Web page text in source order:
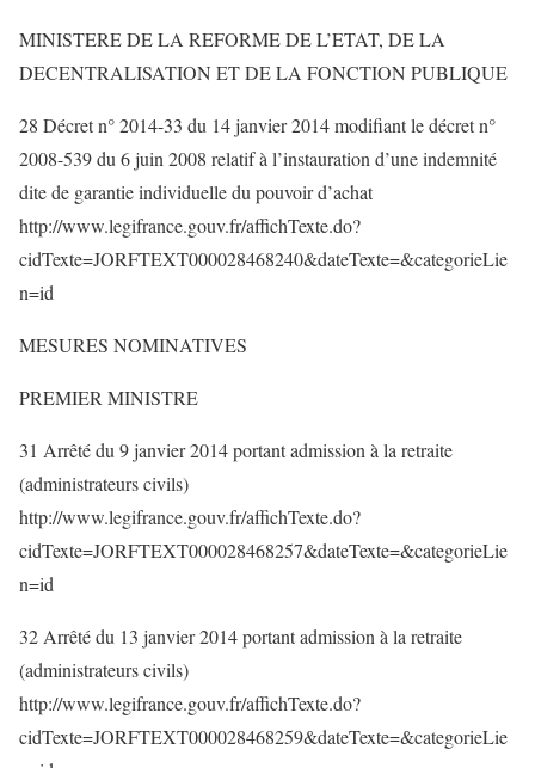
MINISTERE DE LA REFORME DE L’ETAT, DE LA
DECENTRALISATION ET DE LA FONCTION PUBLIQUE
28 Décret n° 2014-33 du 14 janvier 2014 modifiant le décret n°
2008-539 du 6 juin 2008 relatif à l’instauration d’une indemnité
dite de garantie individuelle du pouvoir d’achat
http://www.legifrance.gouv.fr/affichTexte.do?
cidTexte=JORFTEXT000028468240&dateTexte=&categorieLie
n=id
MESURES NOMINATIVES
PREMIER MINISTRE
31 Arrêté du 9 janvier 2014 portant admission à la retraite
(administrateurs civils)
http://www.legifrance.gouv.fr/affichTexte.do?
cidTexte=JORFTEXT000028468257&dateTexte=&categorieLie
n=id
32 Arrêté du 13 janvier 2014 portant admission à la retraite
(administrateurs civils)
http://www.legifrance.gouv.fr/affichTexte.do?
cidTexte=JORFTEXT000028468259&dateTexte=&categorieLie